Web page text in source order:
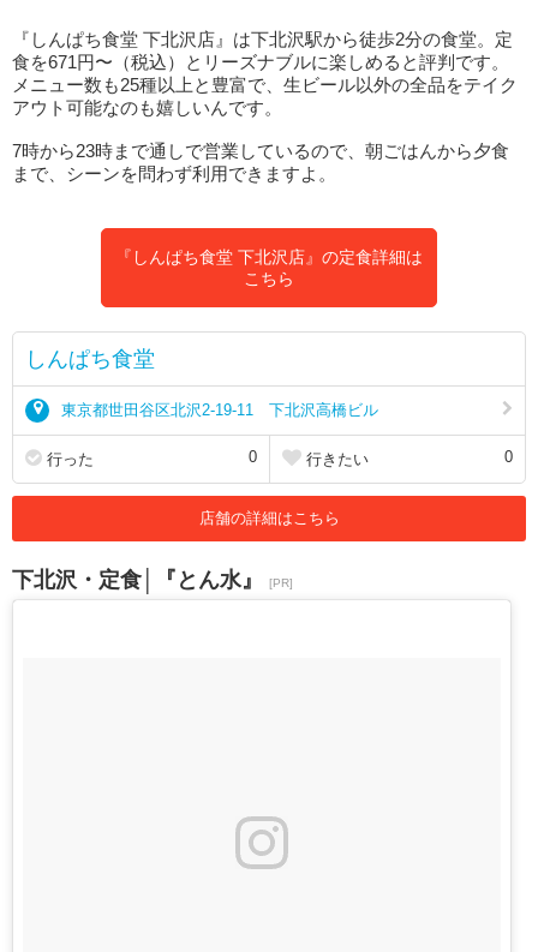
『しんぱち食堂 下北沢店』は下北沢駅から徒歩2分の食堂。定
食を671円〜（税込）とリーズナブルに楽しめると評判です。
メニュー数も25種以上と豊富で、生ビール以外の全品をテイク
アウト可能なのも嬉しいんです。
7時から23時まで通しで営業しているので、朝ごはんから夕食
まで、シーンを問わず利用できますよ。
『しんぱち食堂 下北沢店』の定食詳細は
こちら
しんぱち食堂
東京都世田谷区北沢2-19-11 下北沢高橋ビル
行った 0 行きたい 0
店舗の詳細はこちら
下北沢・定食│『とん水』 [PR]